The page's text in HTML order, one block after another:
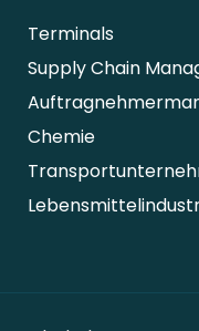
Terminals
Supply Chain
Chemie